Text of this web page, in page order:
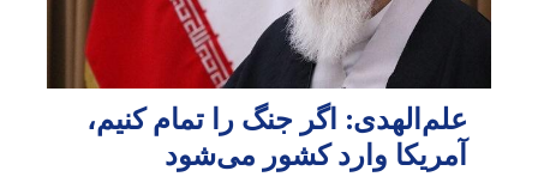
علم‌الهدی: اگر جنگ را تمام کنیم،
آمریکا وارد کشور می‌شود